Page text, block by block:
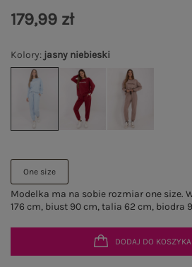
Kolory: jasny niebieski
One size
Modelka ma na sobie rozmiar one size.
176 cm, biust 90 cm, talia 62 cm, biodra
179,99 zł
DODAJ DO KOSZYKA